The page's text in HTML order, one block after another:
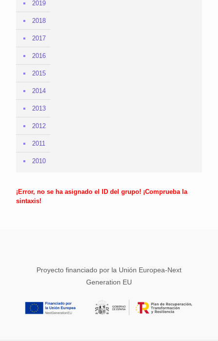
2019
2018
2017
2016
2015
2014
2013
2012
2011
2010
¡Error, no se ha asignado el ID del grupo! ¡Comprueba la
sintaxis!
Proyecto financiado por la Unión Europea-Next
Generation EU